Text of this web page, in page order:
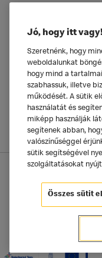
Általános
Jó, hogy itt vagy!
Szeretnénk, hogy
weboldalunkat
hogy mind a
szabhassuk, illetve
működését. A sütik
használatát és
miképp használják
segítenek abban,
valószínűséggel
sütik segítségével
szolgáltatásokat
Összes sütit